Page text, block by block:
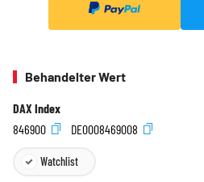
Behandelter Wert
DAX Index
846900
DE0008469008
Watchlist